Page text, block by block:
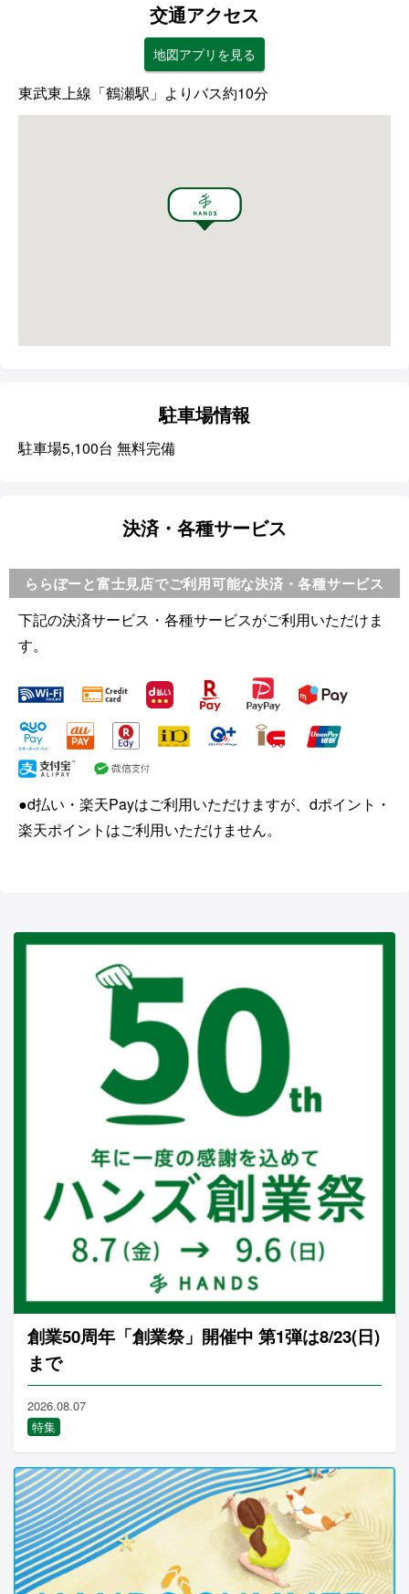
交通アクセス
地図アプリを見る
東武東上線「鶴瀬駅」よりバス約10分
駐車場情報
駐車場5,100台 無料完備
決済・各種サービス
ららぽーと富士見店でご利用可能な決済・各種サービス
下記の決済サービス・各種サービスがご利用いただけま
す。
●d払い・楽天Payはご利用いただけますが、dポイント・
楽天ポイントはご利用いただけません。
創業50周年「創業祭」開催中 第1弾は8/23(日)
まで
2026.08.07
特集